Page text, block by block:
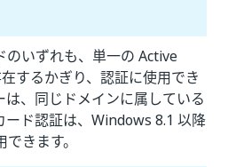
のいずれも、単一の Active
するかぎり、認証に使用でき
は、同じドメインに属している
ード認証は、Windows 8.1 以降
きます。